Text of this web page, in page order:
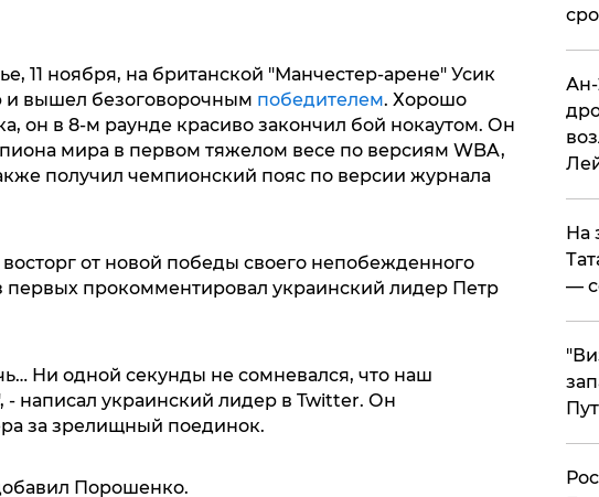
11 ноября, на британской "Манчестер-арене" Усик
и вышел безоговорочным победителем. Хорошо
он в 8-м раунде красиво закончил бой нокаутом. Он
мира в первом тяжелом весе по версиям WBA,
получил чемпионский пояс по версии журнала
от новой победы своего непобежденного
первых прокомментировал украинский лидер Петр
Ни одной секунды не сомневался, что наш
- написал украинский лидер в Twitter. Он
за зрелищный поединок.
Порошенко.
Ан-
На
—